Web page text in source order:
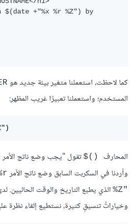
كما لاحظت، استعملنا متغير بيئة جديد هو
المستخدم؛ واستعملنا تعبيرًا غريب المظهر:
المحارف
تقول "يجب وضع ناتج الأمر
وأردنا في السكربت السابق وضع ناتج الأمر
%Z"‎ الذي يطبع التاريخ والوقت الحاليين.
وخياراتُ تنسيقٍ كثيرة، نستطيع إلقاء نظرة